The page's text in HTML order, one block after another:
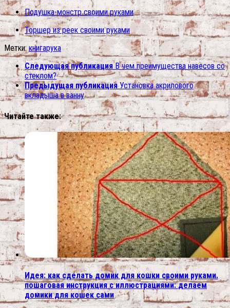
Подушка-монстр своими руками
Торшер из реек своими руками
Метки: книгарука
Следующая публикация В чем преимущества навесов со
стеклом?
Предыдущая публикация Установка акрилового
вкладыша в ванну
Читайте также:
Идея: как сделать домик для кошки своими руками.
пошаговая инструкция с иллюстрациями: делаем
домики для кошек сами